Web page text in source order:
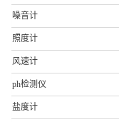
噪音计
照度计
风速计
ph检测仪
盐度计